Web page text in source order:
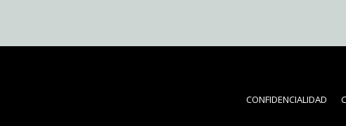
CONFIDENCIALIDAD